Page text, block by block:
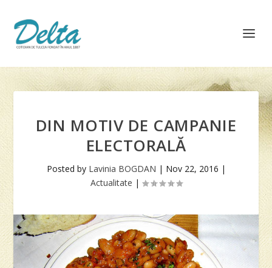
DIN MOTIV DE CAMPANIE
ELECTORALĂ
Posted by Lavinia BOGDAN | Nov 22, 2016 |
Actualitate |